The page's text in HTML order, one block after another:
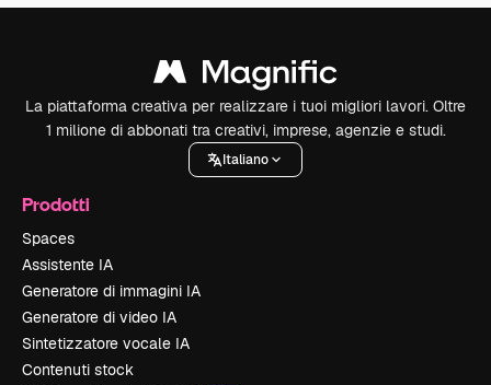
La piattaforma creativa per realizzare i tuoi migliori lavori. Oltre
1 milione di abbonati tra creativi, imprese, agenzie e studi.
Italiano
Prodotti
Spaces
Assistente IA
Generatore di immagini IA
Generatore di video IA
Sintetizzatore vocale IA
Contenuti stock